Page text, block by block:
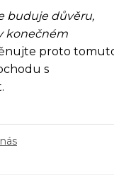
buduje důvěru,
konečném
proto
s